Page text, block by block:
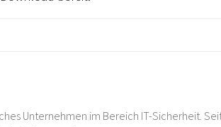
Unternehmen im Bereich IT-Sicherheit.